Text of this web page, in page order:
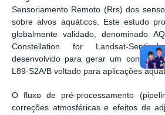
Sensoriamento Remoto (Rrs) dos
sobre alvos aquáticos. Este estudo
globalmente validado, denominado
Constellation for Landsat-
desenvolvido para gerar um conjunto
L89-S2A/B voltado para aplicações
O fluxo de pré-processamento
correções atmosféricas e efeitos de